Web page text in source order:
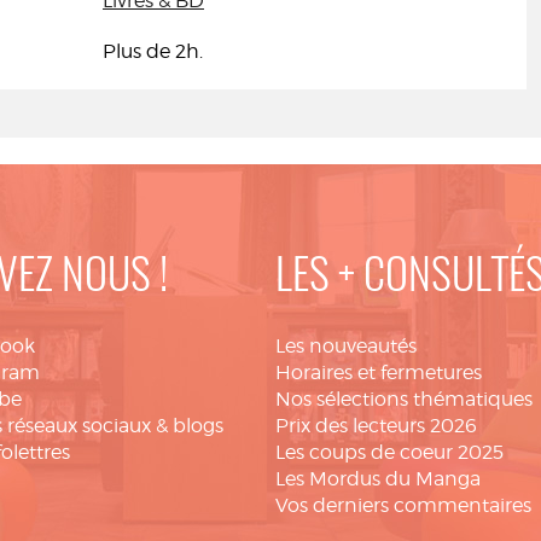
Plus de 2h.
NOUS !
réseaux sociaux & blogs
LES +
Les nouveautés
Horaires et fermetures
Nos sélections thématiques
Prix des lecteurs 2026
Les coups de coeur 2025
Les Mordus du Manga
Vos derniers commentaires